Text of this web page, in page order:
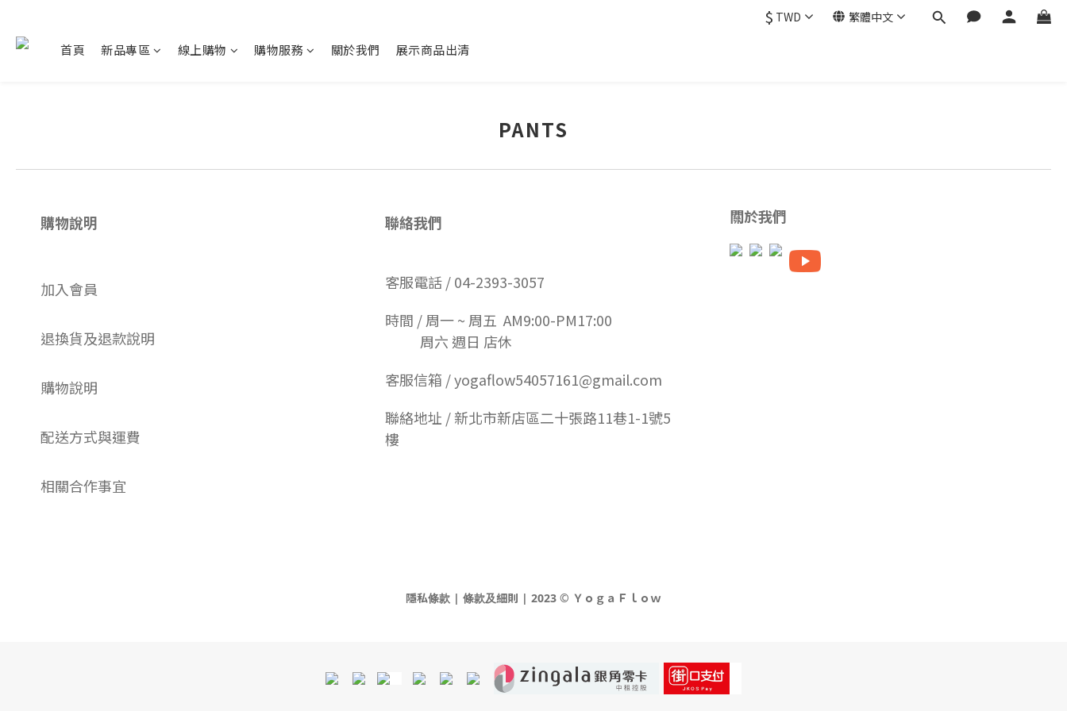
$ TWD 繁體中文
首頁 新品專區 線上購物 購物服務 關於我們 展示商品出清
PANTS
購物說明
加入會員
退換貨及退款說明
購物說明
配送方式與運費
相關合作事宜
聯絡我們
客服電話 / 04-2393-3057
時間 / 周一 ~ 周五 AM9:00-PM17:00
周六 週日 店休
客服信箱 / yogaflow54057161@gmail.com
聯絡地址 / 新北市新店區二十張路11巷1-1號5
樓
關於我們
隱私條款 | 條款及細則 | 2023 © ＹｏｇａＦｌｏｗ